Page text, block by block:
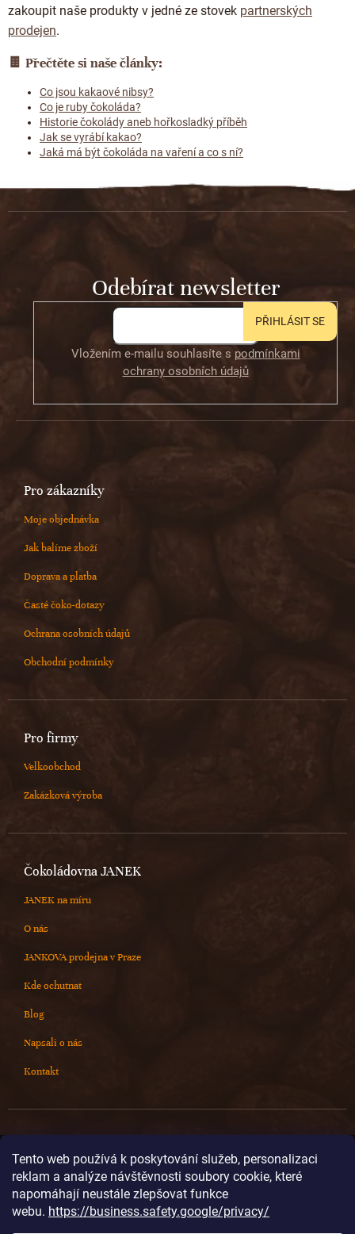
Tento web používá k poskytování služeb, personalizaci
reklam a analýze návštěvnosti soubory cookie, které
napomáhají neustále zlepšovat funkce
webu. https://business.safety.google/privacy/
zakoupit naše produkty v jedné ze stovek partnerských
prodejen.
🍫 Přečtěte si naše články:
Co jsou kakaové nibsy?
Co je ruby čokoláda?
Historie čokolády aneb hořkosladký příběh
Jak se vyrábí kakao?
Jaká má být čokoláda na vaření a co s ní?
Z
Odebírat newsletter
Vložením e-mailu souhlasíte s podmínkami
ochrany osobních údajů
PŘIHLÁSIT SE
Pro zákazníky
Moje objednávka
Jak balíme zboží
Doprava a platba
Časté čoko-dotazy
Ochrana osobních údajů
Obchodní podmínky
Pro firmy
Velkoobchod
Zakázková výroba
Čokoládovna JANEK
JANEK na míru
O nás
JANKOVA prodejna v Praze
Kde ochutnat
Blog
Napsali o nás
Kontakt
info@cokoladovnajanek.cz
+420 778 716 678